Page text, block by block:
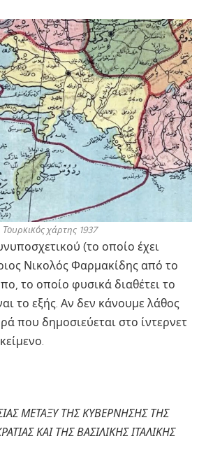
Τουρκικός χάρτης 1937
(το οποίο έχει
Νικολός Φαρμακίδης από το
το οποίο φυσικά διαθέτει το
το εξής. Αν δεν κάνουμε λάθος
που δημοσιεύεται στο ίντερνετ
ΜΕΤΑΞΥ ΤΗΣ ΚΥΒΕΡΝΗΣΗΣ ΤΗΣ
ΚΑΙ ΤΗΣ ΒΑΣΙΛΙΚΗΣ ΙΤΑΛΙΚΗΣ